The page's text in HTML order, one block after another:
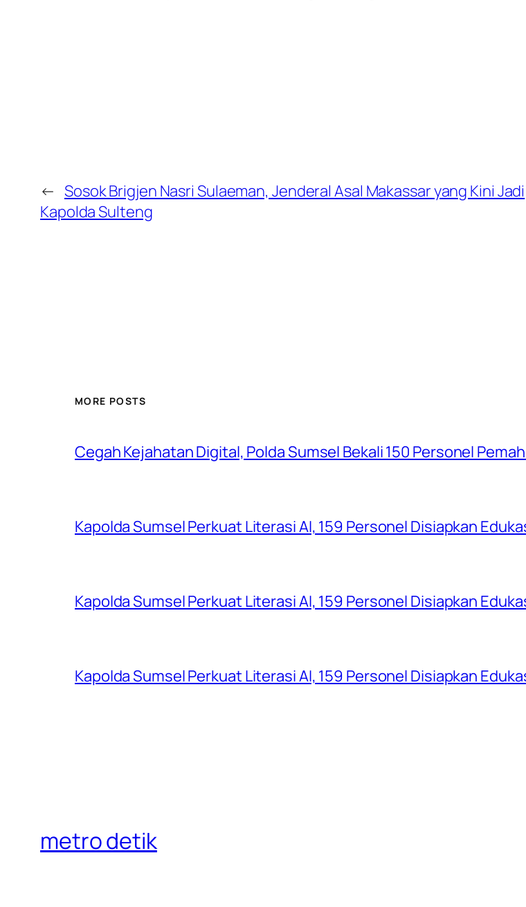
← Sosok Brigjen Nasri Sulaeman, Jenderal Asal Makassar yang Kini Jadi
Kapolda Sulteng
MORE POSTS
Cegah Kejahatan Digital, Polda Sumsel Bekali 150 Personel
Kapolda Sumsel Perkuat Literasi AI, 159 Personel Disiapkan
Kapolda Sumsel Perkuat Literasi AI, 159 Personel Disiapkan
Kapolda Sumsel Perkuat Literasi AI, 159 Personel Disiapkan
metro detik